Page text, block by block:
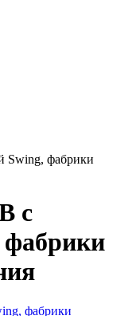
Swing, фабрики
с
фабрики